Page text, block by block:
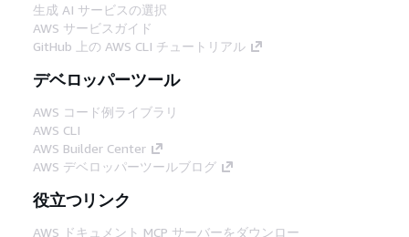
生成 AI サービスの選択
AWS サービスガイド
GitHub 上の AWS CLI チュートリアル
デベロッパーツール
AWS コード例ライブラリ
AWS CLI
AWS Builder Center
AWS デベロッパーツールブログ
役立つリンク
AWS ドキュメント MCP サーバーをダウンロー